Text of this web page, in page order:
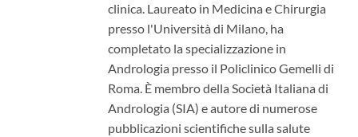
clinica. Laureato in Medicina e Chirurgia
presso l'Università di Milano, ha
completato la specializzazione in
Andrologia presso il Policlinico Gemelli di
Roma. È membro della Società Italiana di
Andrologia (SIA) e autore di numerose
pubblicazioni scientifiche sulla salute